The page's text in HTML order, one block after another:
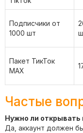
Подписчики от
1000 шт
Пакет ТикТок
MAX
Частые
Нужно ли открывать
Да, аккаунт должен